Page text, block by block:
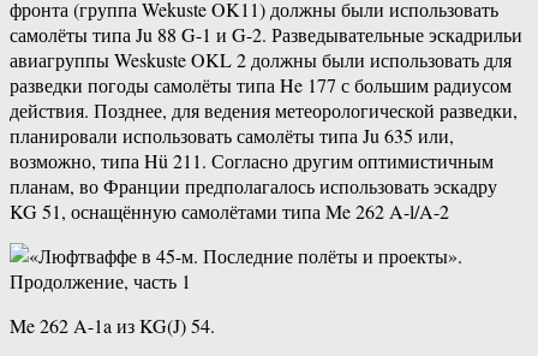
фронта (группа Wekuste OK11) должны были использовать
самолёты типа Ju 88 G-1 и G-2. Разведывательные эскадрильи
авиагруппы Weskuste OKL 2 должны были использовать для
разведки погоды самолёты типа He 177 с большим радиусом
действия. Позднее, для ведения метеорологической разведки,
планировали использовать самолёты типа Ju 635 или,
возможно, типа Hü 211. Согласно другим оптимистичным
планам, во Франции предполагалось использовать эскадру
KG 51, оснащённую самолётами типа Me 262 A-l/A-2
Me 262 A-1a из KG(J) 54.